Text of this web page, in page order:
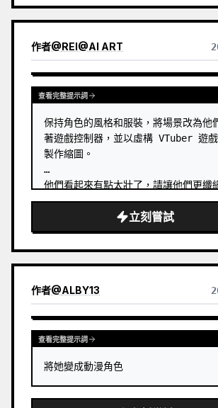
作者@REI@AI ART
查看完整提示詞
保持角色的風格和服裝，將場景改為他
著遊戲控制器，並以虛構 VTuber 遊
製作縮圖。
他們看起來有點太壯了，請讓他們更纖
立刻嘗試
作者@ALBY13
查看完整提示詞
將她變成動漫角色